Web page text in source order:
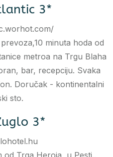
3*
minuta hoda od
metroa na Trgu Blaha
bar, recepciju. Svaka
Doručak - kontinentalni
sto.
3*
Trga Heroja, u Pesti..